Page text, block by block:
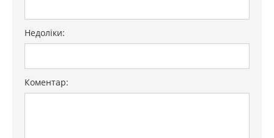
Недоліки:
Коментар: